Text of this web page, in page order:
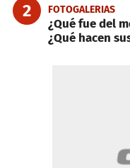
2 FOTOGALERIAS
¿Qué fue del
¿Qué hacen